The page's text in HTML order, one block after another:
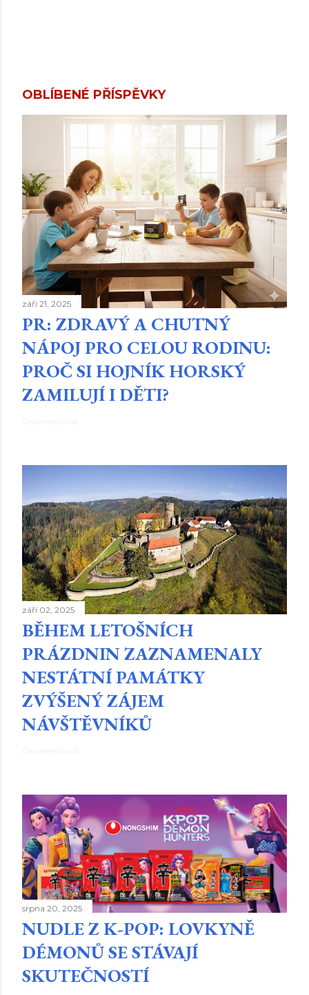
OBLÍBENÉ PŘÍSPĚVKY
září 21, 2025
PR: ZDRAVÝ A CHUTNÝ
NÁPOJ PRO CELOU RODINU:
PROČ SI HOJNÍK HORSKÝ
ZAMILUJÍ I DĚTI?
září 02, 2025
BĚHEM LETOŠNÍCH
PRÁZDNIN ZAZNAMENALY
NESTÁTNÍ PAMÁTKY
ZVÝŠENÝ ZÁJEM
NÁVŠTĚVNÍKŮ
srpna 20, 2025
NUDLE Z K-POP: LOVKYNĚ
DÉMONŮ SE STÁVAJÍ
SKUTEČNOSTÍ